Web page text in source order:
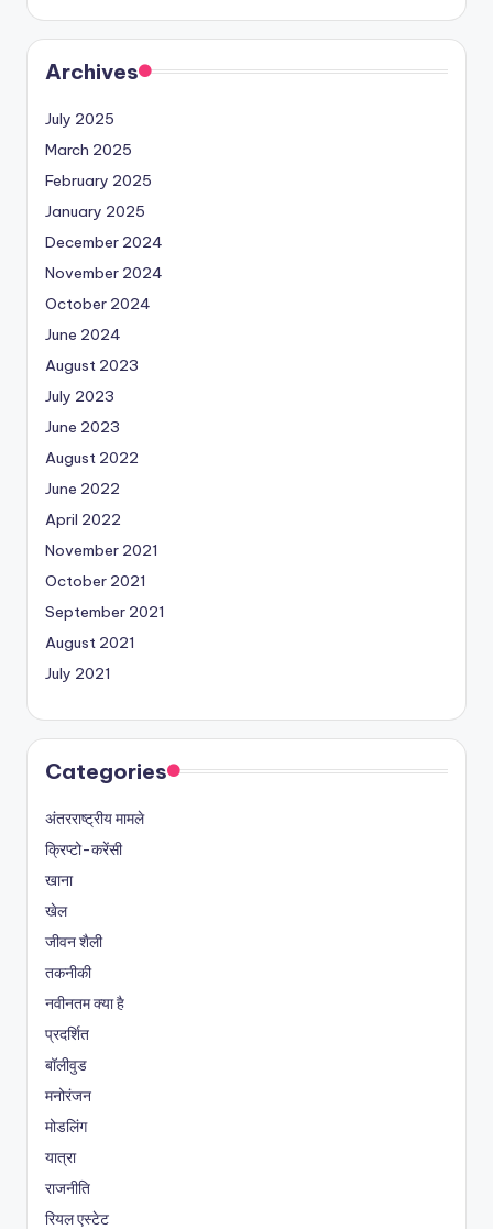
Archives
July 2025
March 2025
February 2025
January 2025
December 2024
November 2024
October 2024
June 2024
August 2023
July 2023
June 2023
August 2022
June 2022
April 2022
November 2021
October 2021
September 2021
August 2021
July 2021
Categories
अंतरराष्ट्रीय मामले
क्रिप्टो-करेंसी
खाना
खेल
जीवन शैली
तकनीकी
नवीनतम क्या है
प्रदर्शित
बॉलीवुड
मनोरंजन
मोडलिंग
यात्रा
राजनीति
रियल एस्टेट